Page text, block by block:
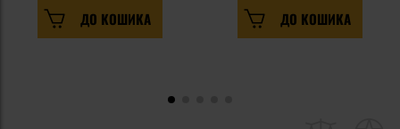
ДО КОШИКА ДО КОШИКА